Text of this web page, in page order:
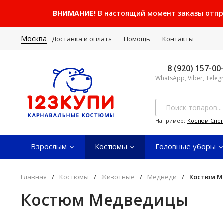
ВНИМАНИЕ!В настоящий момент заказы
Москва Доставка и оплата Помощь Контакты
8 (920) 157-
WhatsApp, Viber,
Например: Костюм
Взрослым Костюмы Головные уборы
Главная / Костюмы / Животные / Медведи / Костюм
Костюм Медведицы